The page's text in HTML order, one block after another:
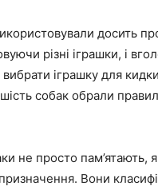
досить
різні іграшки, і
іграшку для
собак обрали
не просто пам’ятають,
Вони